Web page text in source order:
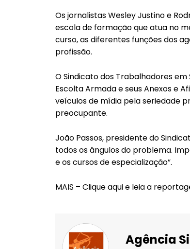
Os jornalistas Wesley Justino e
escola de formação que atua no
curso, as diferentes funções dos
profissão.
O Sindicato dos Trabalhadores
Escolta Armada e seus Anexos e
veículos de mídia pela seriedade
preocupante.
João Passos, presidente do
todos os ângulos do problema.
e os cursos de especialização”.
MAIS – Clique aqui e leia a
Agência